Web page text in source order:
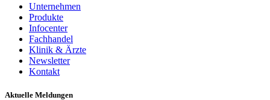
Unternehmen
Produkte
Infocenter
Fachhandel
Klinik & Ärzte
Newsletter
Kontakt
Aktuelle Meldungen